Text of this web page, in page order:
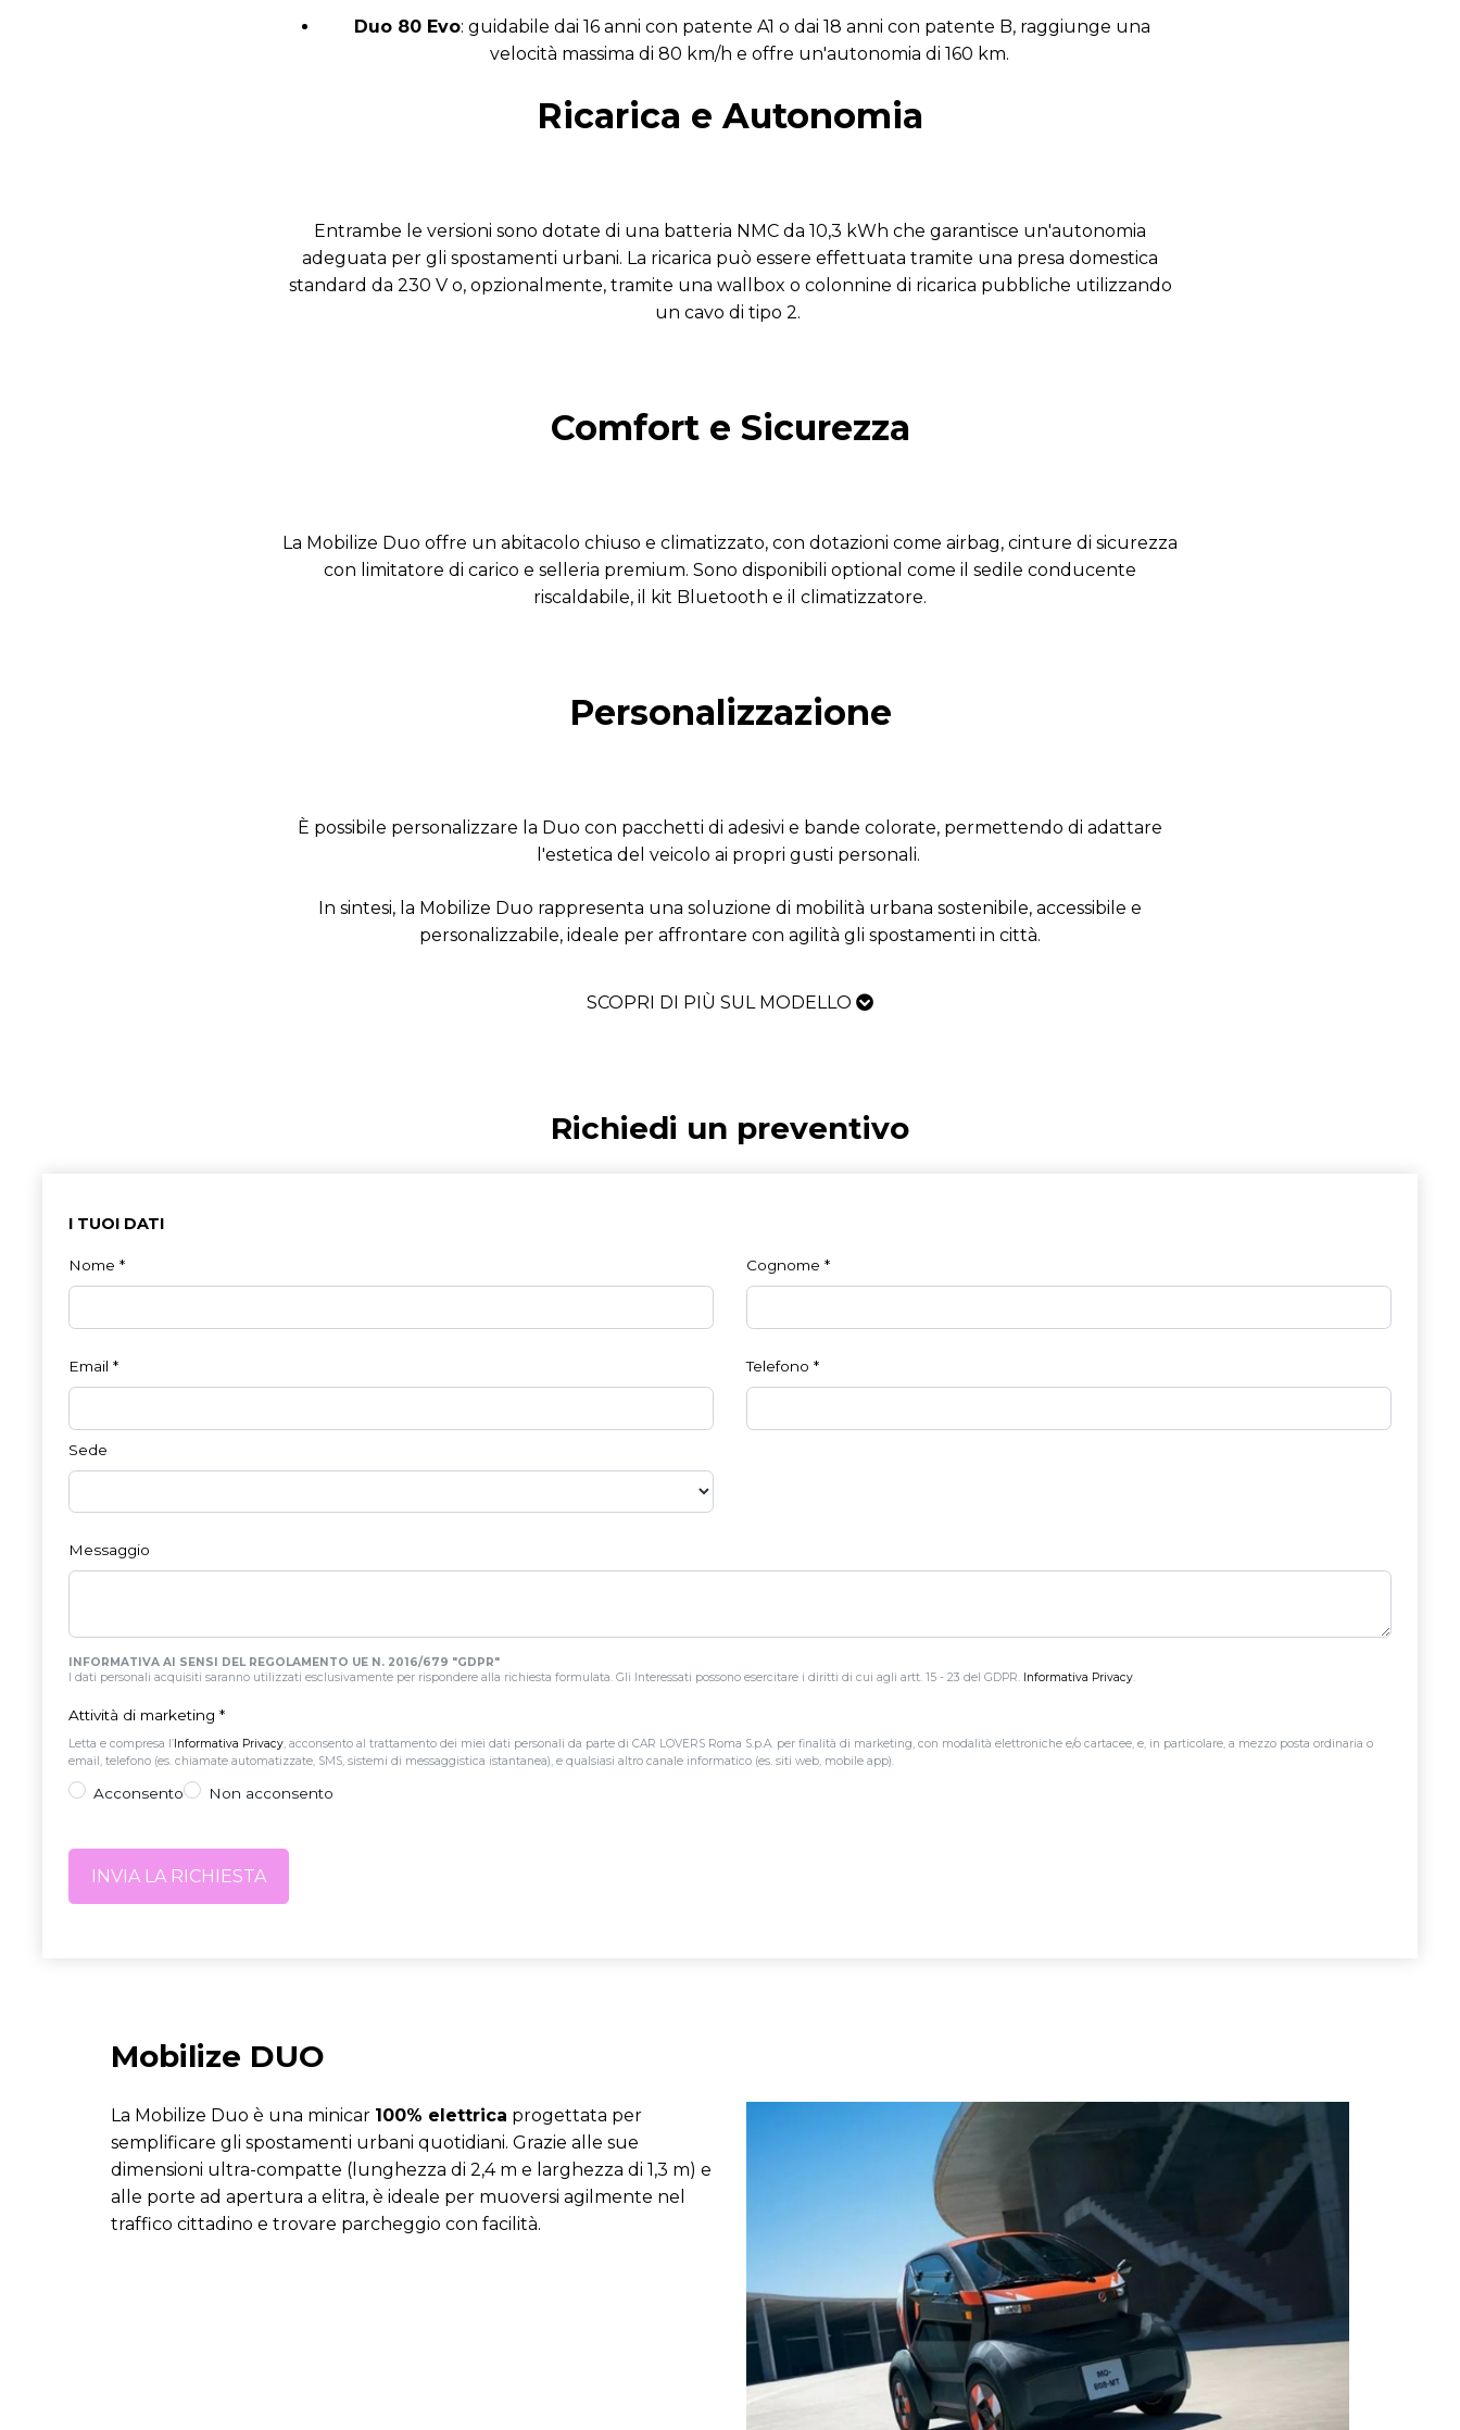
Duo 80 Evo: guidabile dai 16 anni con patente A1 o dai 18 anni con patente B, raggiunge una
velocità massima di 80 km/h e offre un'autonomia di 160 km.
Ricarica e Autonomia
Entrambe le versioni sono dotate di una batteria NMC da 10,3 kWh che garantisce un'autonomia
adeguata per gli spostamenti urbani. La ricarica può essere effettuata tramite una presa domestica
standard da 230 V o, opzionalmente, tramite una wallbox o colonnine di ricarica pubbliche utilizzando
un cavo di tipo 2.
Comfort e Sicurezza
La Mobilize Duo offre un abitacolo chiuso e climatizzato, con dotazioni come airbag, cinture di sicurezza
con limitatore di carico e selleria premium. Sono disponibili optional come il sedile conducente
riscaldabile, il kit Bluetooth e il climatizzatore.
Personalizzazione
È possibile personalizzare la Duo con pacchetti di adesivi e bande colorate, permettendo di adattare
l'estetica del veicolo ai propri gusti personali.
In sintesi, la Mobilize Duo rappresenta una soluzione di mobilità urbana sostenibile, accessibile e
personalizzabile, ideale per affrontare con agilità gli spostamenti in città.
SCOPRI DI PIÙ SUL MODELLO
Richiedi un preventivo
I TUOI DATI
Nome * Cognome *
Email *
Sede
Telefono *
Messaggio
INFORMATIVA AI SENSI DEL REGOLAMENTO UE N. 2016/679 "GDPR"
I dati personali acquisiti saranno utilizzati esclusivamente per rispondere alla richiesta formulata. Gli Interessati possono esercitare i diritti di cui agli artt. 15 - 23 del GDPR. Informativa Privacy.
Attività di marketing *
Letta e compresa l’ Informativa Privacy, acconsento al trattamento dei miei dati personali da parte di CAR LOVERS Roma S.p.A. per finalità di marketing, con modalità elettroniche e/o cartacee, e, in particolare, a mezzo posta ordinaria o
email, telefono (es. chiamate automatizzate, SMS, sistemi di messaggistica istantanea), e qualsiasi altro canale informatico (es. siti web, mobile app).
Acconsento Non acconsento
Mobilize DUO
​La Mobilize Duo è una minicar 100% elettrica progettata per
semplificare gli spostamenti urbani quotidiani. Grazie alle sue
dimensioni ultra-compatte (lunghezza di 2,4 m e larghezza di 1,3 m) e
alle porte ad apertura a elitra, è ideale per muoversi agilmente nel
traffico cittadino e trovare parcheggio con facilità.